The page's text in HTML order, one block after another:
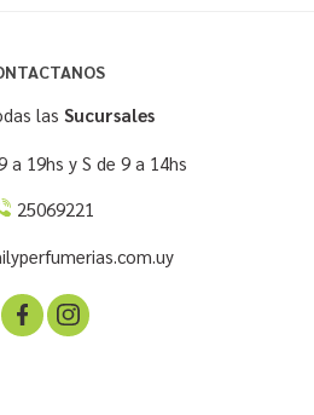
las Sucursales
a 19hs y S de 9 a 14hs
25069221